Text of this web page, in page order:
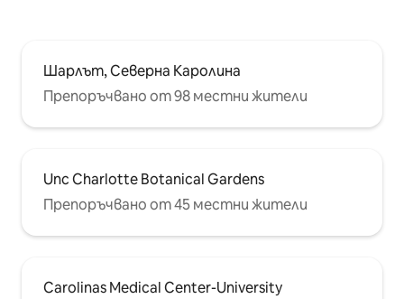
Шарлът, Северна Каролина
Препоръчвано от 98 местни жители
Unc Charlotte Botanical Gardens
Препоръчвано от 45 местни жители
Carolinas Medical Center-University